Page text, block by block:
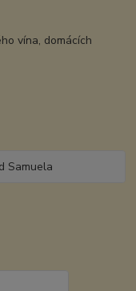
vína, domácích
Samuela